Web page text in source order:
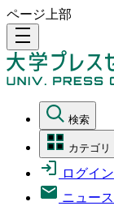
ページ上部
density_medium
検索
カテゴリ
ログイン
ニュー